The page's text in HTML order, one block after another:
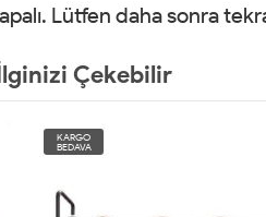
Lütfen daha sonra
Çekebilir
KARGO
BEDAVA